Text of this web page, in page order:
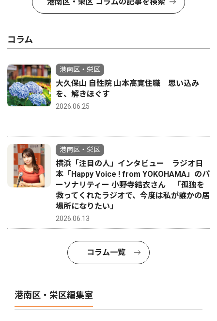
コラム
港南区・栄区
大久保山 自性院 山本高寛住職 思い込み
を、解きほぐす
2026.06.25
港南区・栄区
横浜「注目の人」インタビュー ラジオ日
本「Happy Voice ! from YOKOHAMA」のパ
ーソナリティー 小野寺結衣さん 「孤独を
救ってくれたラジオで、今度は私が誰かの居
場所になりたい」
2026.06.13
コラム一覧
港南区・栄区編集室